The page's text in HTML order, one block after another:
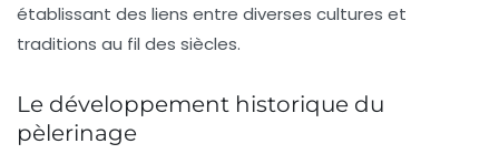
établissant des liens entre diverses cultures et
traditions au fil des siècles.
Le développement historique du
pèlerinage